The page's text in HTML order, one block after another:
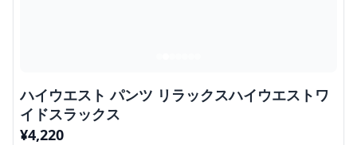
ハイウエスト パンツ リラックスハイウエストワ
イドスラックス
¥4,220